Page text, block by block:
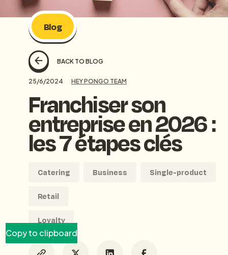
Blog
BACK TO BLOG
25/6/2024 HEY PONGO TEAM
Franchiser son
entreprise en 2026 :
les 7 étapes clés
Catering Business Single-product
Retail
Loyalty
Copy to clipboard